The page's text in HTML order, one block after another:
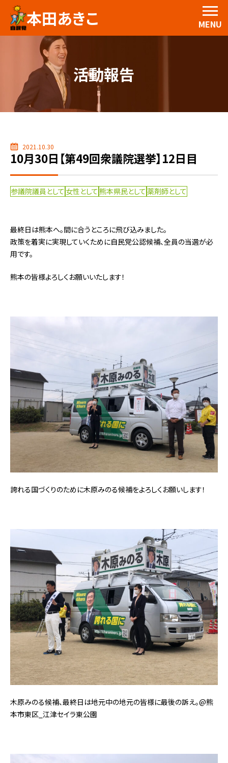
本田あきこ MENU
活動報告
2021.10.30
10月30日【第49回衆議院選挙】12日目
参議院議員として 女性として 熊本県民として 薬剤師として
最終日は熊本へ。間に合うところに飛び込みました。
政策を着実に実現していくために自民党公認候補、全員の当選が必
用です。
熊本の皆様よろしくお願いいたします！
誇れる国づくりのために木原みのる候補をよろしくお願いします！
木原みのる候補、最終日は地元中の地元の皆様に最後の訴え。@熊
本市東区_江津セイラ東公園